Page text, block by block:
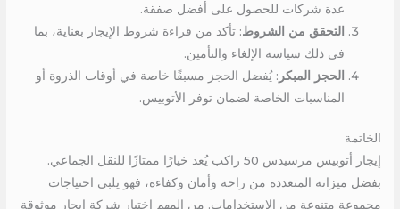
عدة شركات للحصول على أفضل صفقة.
التحقق من الشروط: تأكد من قراءة شروط الإيجار بعناية، بما
في ذلك سياسة الإلغاء والتأمين.
الحجز المبكر : يُفضل الحجز مسبقًا خاصة في أوقات الذروة أو
المناسبات الخاصة لضمان توفر الأتوبيس.
الخاتمة
إيجار أتوبيس مرسيدس 50 راكب يُعد خيارًا ممتازًا للنقل الجماعي.
بفضل ميزاته المتعددة من راحة وأمان وكفاءة، فهو يلبي احتياجات
مجموعة متنوعة من الاستخدامات. من المهم اختيار شركة إيجار موثوقة